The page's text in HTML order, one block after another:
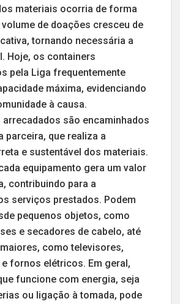
materiais ocorria de forma
de doações cresceu de
tornando necessária a
Hoje, os containers
pela Liga frequentemente
máxima, evidenciando
à causa.
são encaminhados
parceira, que realiza a
e sustentável dos materiais.
equipamento gera um valor
contribuindo para a
serviços prestados. Podem
pequenos objetos, como
e secadores de cabelo, até
como televisores,
fornos elétricos. Em geral,
funcione com energia, seja
ou ligação à tomada, pode